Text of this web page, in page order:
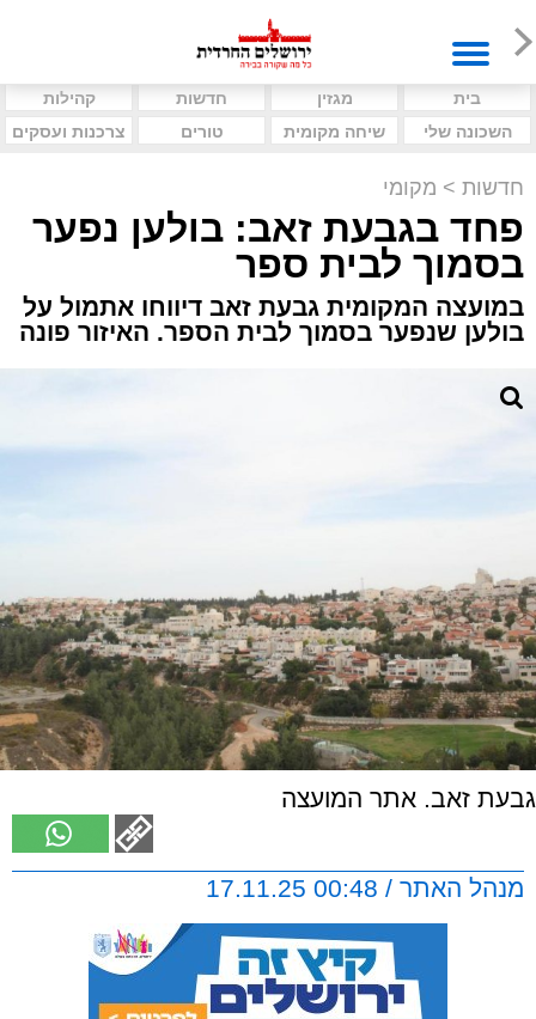
בית מגזין חדשות
קהילות
השכונה שלי
שיחה מקומית טורים צרכנות ועסקים
חדשות > מקומי
פחד בגבעת זאב: בולען נפער
בסמוך לבית ספר
במועצה המקומית גבעת זאב דיווחו אתמול על
בולען שנפער בסמוך לבית הספר. האיזור פונה
גבעת זאב. אתר המועצה
מנהל האתר / 00:48 17.11.25